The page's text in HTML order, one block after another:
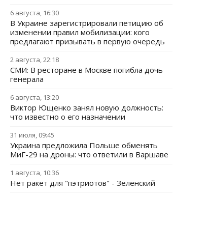
6 августа, 16:30
В Украине зарегистрировали петицию об
изменении правил мобилизации: кого
предлагают призывать в первую очередь
2 августа, 22:18
СМИ: В ресторане в Москве погибла дочь
генерала
6 августа, 13:20
Виктор Ющенко занял новую должность:
что известно о его назначении
31 июля, 09:45
Украина предложила Польше обменять
МиГ-29 на дроны: что ответили в Варшаве
1 августа, 10:36
Нет ракет для "пэтриотов" - Зеленский